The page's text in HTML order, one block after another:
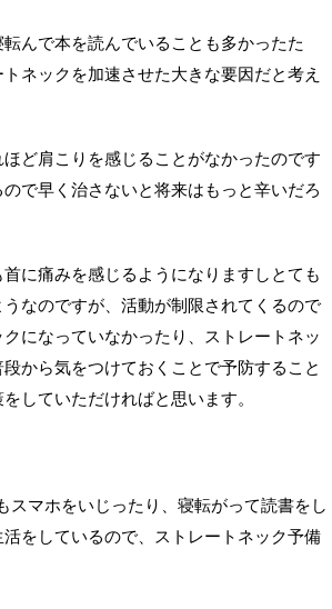
んで本を読んでいることも多かったた
ネックを加速させた大きな要因だと考え
ど肩こりを感じることがなかったのです
で早く治さないと将来はもっと辛いだろ
に痛みを感じるようになりますしとても
なのですが、活動が制限されてくるので
になっていなかったり、ストレートネッ
から気をつけておくことで予防すること
していただければと思います。
マホをいじったり、寝転がって読書をし
をしているので、ストレートネック予備